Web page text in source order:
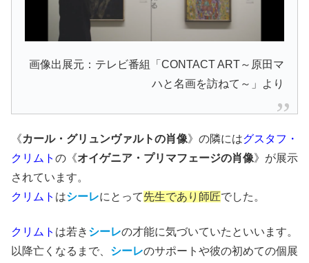
画像出展元：テレビ番組「CONTACT ART～原田マ
ハと名画を訪ねて～」より
《カール・グリュンヴァルトの肖像》の隣にはグスタフ・
クリムト の《オイゲニア・プリマフェージの肖像》が展示
されています。
クリムト はシーレにとって先生であり師匠でした。
クリムト は若き シーレの才能に気づいていたといいます。
以降亡くなるまで、 シーレのサポートや彼の初めての個展